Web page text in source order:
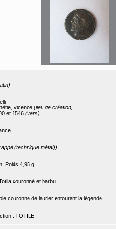
Vicence (lieu de création)
et 1546 (vers)
(technique métal))
Poids 4,95 g
couronné et barbu.
couronne de laurier entourant la légende.
: TOTILE